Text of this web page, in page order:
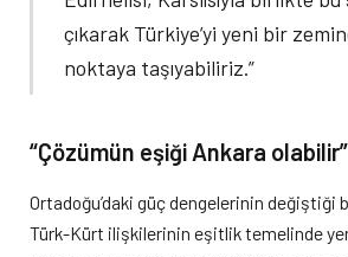
çıkarak Türkiye’yi yeni bir
noktaya taşıyabiliriz.”
“Çözümün eşiği Ankara olabilir”
Ortadoğu’daki güç dengelerinin değiştiği
Türk-Kürt ilişkilerinin eşitlik temelinde